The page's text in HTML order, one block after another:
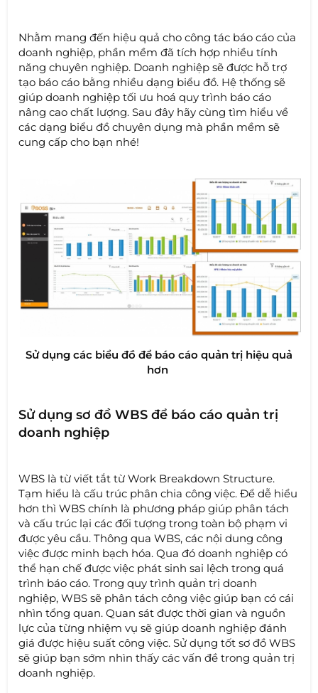
Nhằm mang đến hiệu quả cho công tác báo cáo của
doanh nghiệp, phần mềm đã tích hợp nhiều tính
năng chuyên nghiệp. Doanh nghiệp sẽ được hỗ trợ
tạo báo cáo bằng nhiều dạng biểu đồ. Hệ thống sẽ
giúp doanh nghiệp tối ưu hoá quy trình báo cáo
nâng cao chất lượng. Sau đây hãy cùng tìm hiểu về
các dạng biểu đồ chuyên dụng mà phần mềm sẽ
cung cấp cho bạn nhé!
Sử dụng các biểu đồ để báo cáo quản trị hiệu quả
hơn
Sử dụng sơ đồ WBS để báo cáo quản trị
doanh nghiệp
WBS là từ viết tắt từ Work Breakdown Structure.
Tạm hiểu là cấu trúc phân chia công việc. Để dễ hiểu
hơn thì WBS chính là phương pháp giúp phân tách
và cấu trúc lại các đối tượng trong toàn bộ phạm vi
được yêu cầu. Thông qua WBS, các nội dung công
việc được minh bạch hóa. Qua đó doanh nghiệp có
thể hạn chế được việc phát sinh sai lệch trong quá
trình báo cáo. Trong quy trình quản trị doanh
nghiệp, WBS sẽ phân tách công việc giúp bạn có cái
nhìn tổng quan. Quan sát được thời gian và nguồn
lực của từng nhiệm vụ sẽ giúp doanh nghiệp đánh
giá được hiệu suất công việc. Sử dụng tốt sơ đồ WBS
sẽ giúp bạn sớm nhìn thấy các vấn đề trong quản trị
doanh nghiệp.